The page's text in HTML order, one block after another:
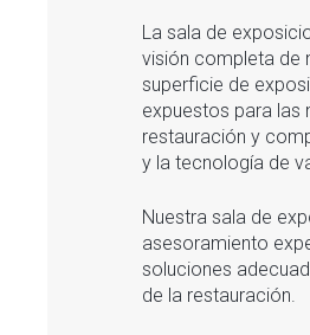
La sala de
visión completa de
superficie de
expuestos para las
restauración y
y la tecnología de
Nuestra sala de
asesoramiento
soluciones
de la restauración.